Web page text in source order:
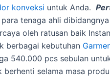
konveksi untuk Anda.
tenaga ahli
oleh ratusan baik
berbagai kebutuhan
540.000 pcs sebulan
berhenti selama masa